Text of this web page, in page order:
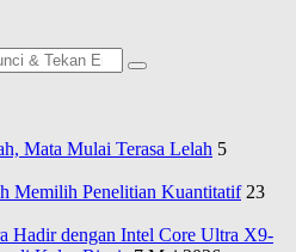
Mata Mulai Terasa Lelah 5
Memilih Penelitian Kuantitatif 23
Hadir dengan Intel Core Ultra X9-